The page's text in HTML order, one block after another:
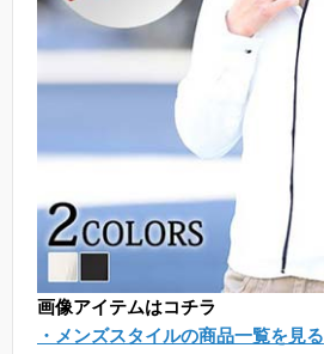
画像アイテムはコチラ
・メンズスタイルの商品一覧を見る